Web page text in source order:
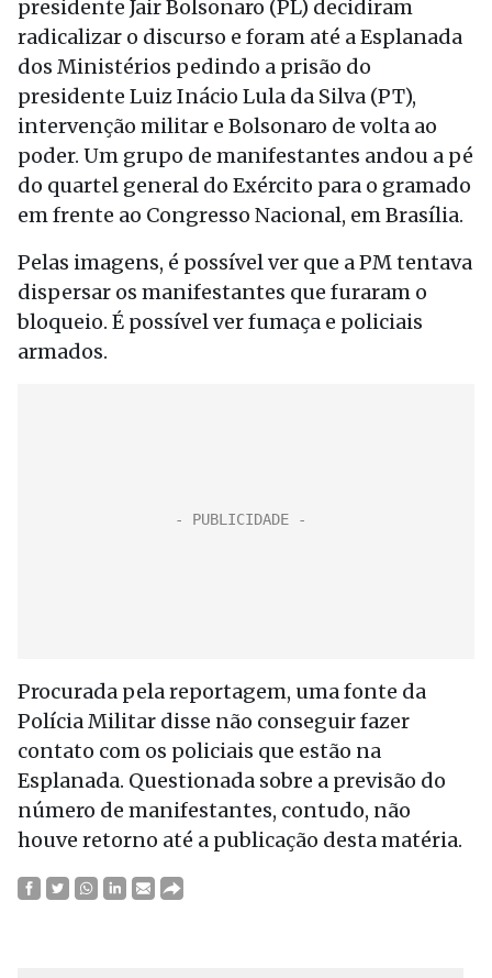
presidente Jair Bolsonaro (PL) decidiram
radicalizar o discurso e foram até a Esplanada
dos Ministérios pedindo a prisão do
presidente Luiz Inácio Lula da Silva (PT),
intervenção militar e Bolsonaro de volta ao
poder. Um grupo de manifestantes andou a pé
do quartel general do Exército para o gramado
em frente ao Congresso Nacional, em Brasília.
Pelas imagens, é possível ver que a PM tentava
dispersar os manifestantes que furaram o
bloqueio. É possível ver fumaça e policiais
armados.
Procurada pela reportagem, uma fonte da
Polícia Militar disse não conseguir fazer
contato com os policiais que estão na
Esplanada. Questionada sobre a previsão do
número de manifestantes, contudo, não
houve retorno até a publicação desta matéria.